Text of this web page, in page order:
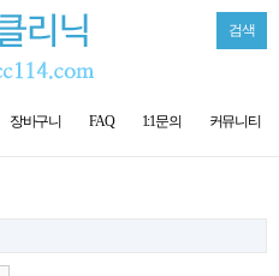
검색
장바구니 FAQ 1:1문의 커뮤니티